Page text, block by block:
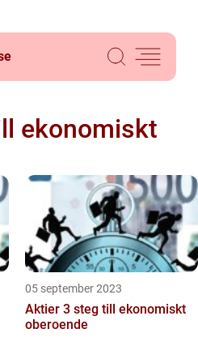
ekonomiskt
05 september 2023
Aktier 3 steg till ekonomiskt
oberoende